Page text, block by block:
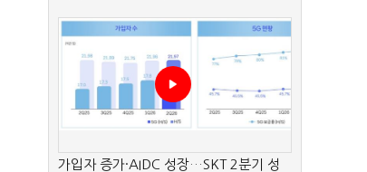
가입자 증가·AIDC 성장…SKT 2분기 성